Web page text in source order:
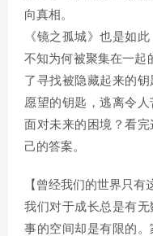
向真相。
《镜之孤城》也是如
不知为何被聚集在一起
了寻找被隐藏起来的
愿望的钥匙，逃离令
面对未来的困境？看
己的答案。
【曾经我们的世界只
我们对于成长总是有
事的空间却是有限的